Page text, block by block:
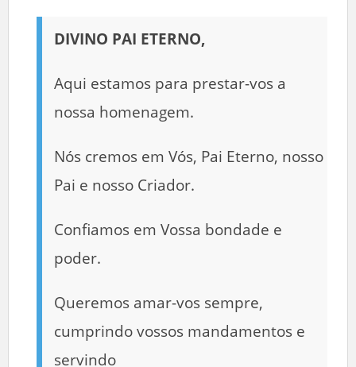
DIVINO PAI ETERNO,
Aqui estamos para prestar-vos a
nossa homenagem.
Nós cremos em Vós, Pai Eterno, nosso
Pai e nosso Criador.
Confiamos em Vossa bondade e
poder.
Queremos amar-vos sempre,
cumprindo vossos mandamentos e
servindo